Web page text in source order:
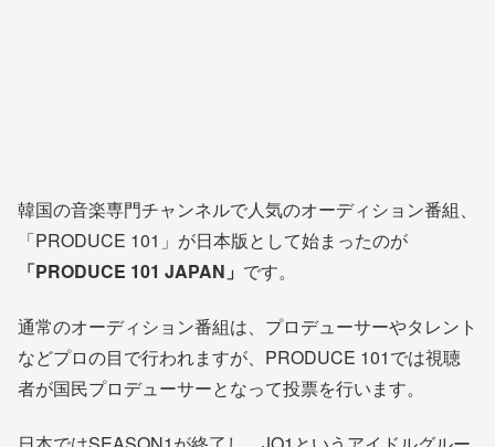
韓国の音楽専門チャンネルで人気のオーディション番組、
「PRODUCE 101」が日本版として始まったのが
「PRODUCE 101 JAPAN」 です。
通常のオーディション番組は、プロデューサーやタレント
などプロの目で行われますが、PRODUCE 101では視聴
者が国民プロデューサーとなって投票を行います。